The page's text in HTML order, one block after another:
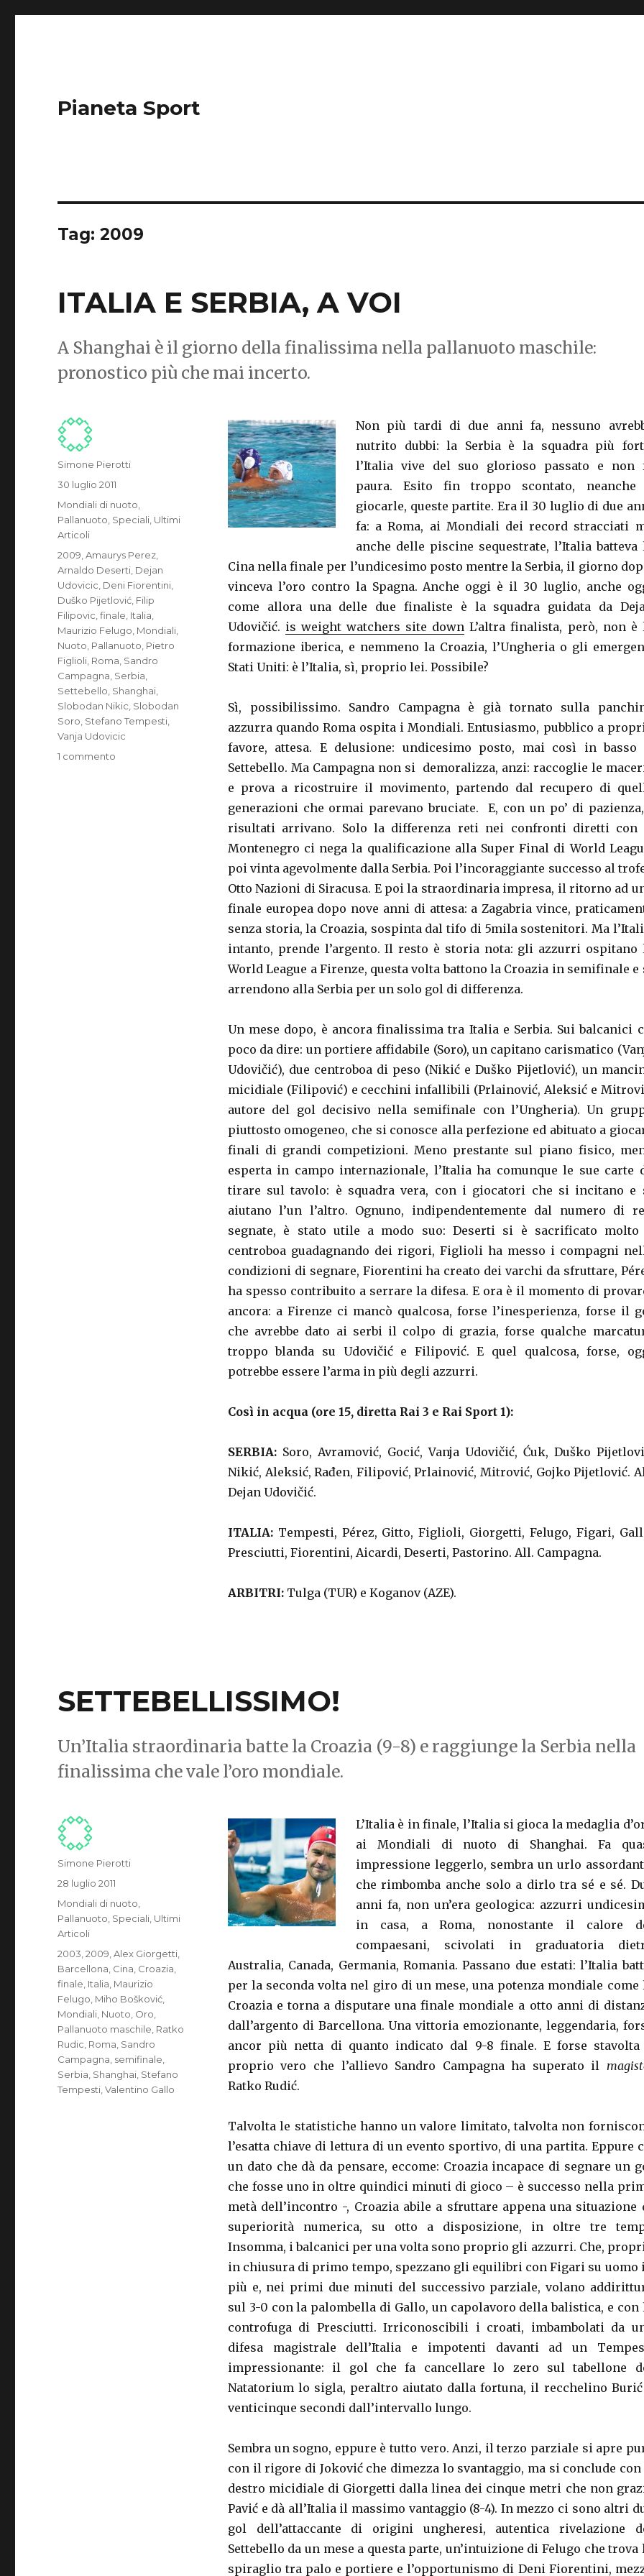
Pianeta Sport
Tag: 2009
ITALIA E SERBIA, A VOI
A Shanghai è il giorno della finalissima nella pallanuoto maschile:
pronostico più che mai incerto.
Non più tardi di due anni fa, nessuno
nutrito dubbi: la Serbia è la squadra più
l’Italia vive del suo glorioso passato e non
paura. Esito fin troppo scontato, neanche
giocarle, queste partite. Era il 30 luglio di due
fa: a Roma, ai Mondiali dei record stracciati
anche delle piscine sequestrate, l’Italia batteva
Cina nella finale per l’undicesimo posto mentre la Serbia, il giorno
vinceva l’oro contro la Spagna. Anche oggi è il 30 luglio, anche
come allora una delle due finaliste è la squadra guidata da
Udovičić. is weight watchers site down L’altra finalista, però, non è
formazione iberica, e nemmeno la Croazia, l’Ungheria o gli
Stati Uniti: è l’Italia, sì, proprio lei. Possibile?
Sì, possibilissimo. Sandro Campagna è già tornato sulla
azzurra quando Roma ospita i Mondiali. Entusiasmo, pubblico a
favore, attesa. E delusione: undicesimo posto, mai così in
Settebello. Ma Campagna non si demoralizza, anzi: raccoglie le
e prova a ricostruire il movimento, partendo dal recupero di
generazioni che ormai parevano bruciate. E, con un po’ di
risultati arrivano. Solo la differenza reti nei confronti diretti
Montenegro ci nega la qualificazione alla Super Final di World
poi vinta agevolmente dalla Serbia. Poi l’incoraggiante successo al
Otto Nazioni di Siracusa. E poi la straordinaria impresa, il ritorno ad
finale europea dopo nove anni di attesa: a Zagabria vince,
senza storia, la Croazia, sospinta dal tifo di 5mila sostenitori. Ma
intanto, prende l’argento. Il resto è storia nota: gli azzurri ospitano
World League a Firenze, questa volta battono la Croazia in semifinale e
arrendono alla Serbia per un solo gol di differenza.
Un mese dopo, è ancora finalissima tra Italia e Serbia. Sui balcanici
poco da dire: un portiere affidabile (Soro), un capitano carismatico
Udovičić), due centroboa di peso (Nikić e Duško Pijetlović), un
micidiale (Filipović) e cecchini infallibili (Prlainović, Aleksić e
autore del gol decisivo nella semifinale con l’Ungheria). Un
piuttosto omogeneo, che si conosce alla perfezione ed abituato a
finali di grandi competizioni. Meno prestante sul piano fisico,
esperta in campo internazionale, l’Italia ha comunque le sue carte
tirare sul tavolo: è squadra vera, con i giocatori che si incitano e
aiutano l’un l’altro. Ognuno, indipendentemente dal numero di
segnate, è stato utile a modo suo: Deserti si è sacrificato molto
centroboa guadagnando dei rigori, Figlioli ha messo i compagni
condizioni di segnare, Fiorentini ha creato dei varchi da sfruttare,
ha spesso contribuito a serrare la difesa. E ora è il momento di
ancora: a Firenze ci mancò qualcosa, forse l’inesperienza, forse il
che avrebbe dato ai serbi il colpo di grazia, forse qualche
troppo blanda su Udovičić e Filipović. E quel qualcosa, forse,
potrebbe essere l’arma in più degli azzurri.
Così in acqua (ore 15, diretta Rai 3 e Rai Sport 1):
SERBIA: Soro, Avramović, Gocić, Vanja Udovičić, Ćuk, Duško
Nikić, Aleksić, Rađen, Filipović, Prlainović, Mitrović, Gojko Pijetlović.
Dejan Udovičić.
ITALIA:Tempesti, Pérez, Gitto, Figlioli, Giorgetti, Felugo, Figari,
Presciutti, Fiorentini, Aicardi, Deserti, Pastorino. All. Campagna.
ARBITRI: Tulga (TUR) e Koganov (AZE).
Autore
Simone Pierotti
Pubblicato
il
30 luglio 2011
Categorie
Mondiali di nuoto
Pallanuoto Speciali Ultimi
Articoli
Tag
2009 ,Amaurys Perez
Arnaldo Deserti Dejan
Udovicic Deni Fiorentini
Duško Pijetlović Filip
Filipovic ,finale Italia
Maurizio Felugo Mondiali
Nuoto Pallanuoto Pietro
Figlioli Roma Sandro
Campagna Serbia
Settebello Shanghai
Slobodan Nikic Slobodan
Soro Stefano Tempesti
Vanja Udovicic
1 commento
SETTEBELLISSIMO!
Un’Italia straordinaria batte la Croazia (9-8) e raggiunge la Serbia nella
finalissima che vale l’oro mondiale.
L’Italia è in finale, l’Italia si gioca la medaglia
ai Mondiali di nuoto di Shanghai. Fa
impressione leggerlo, sembra un urlo
che rimbomba anche solo a dirlo tra sé e sé.
anni fa, non un’era geologica: azzurri
in casa, a Roma, nonostante il calore
compaesani, scivolati in graduatoria
Australia, Canada, Germania, Romania. Passano due estati: l’Italia
per la seconda volta nel giro di un mese, una potenza mondiale come
Croazia e torna a disputare una finale mondiale a otto anni di
dall’argento di Barcellona. Una vittoria emozionante, leggendaria,
ancor più netta di quanto indicato dal 9-8 finale. E forse stavolta
proprio vero che l’allievo Sandro Campagna ha superato il
Ratko Rudić.
Talvolta le statistiche hanno un valore limitato, talvolta non
l’esatta chiave di lettura di un evento sportivo, di una partita. Eppure
un dato che dà da pensare, eccome: Croazia incapace di segnare un
che fosse uno in oltre quindici minuti di gioco – è successo nella
metà dell’incontro -, Croazia abile a sfruttare appena una situazione
superiorità numerica, su otto a disposizione, in oltre tre
Insomma, i balcanici per una volta sono proprio gli azzurri. Che,
in chiusura di primo tempo, spezzano gli equilibri con Figari su uomo
più e, nei primi due minuti del successivo parziale, volano
sul 3-0 con la palombella di Gallo, un capolavoro della balistica, e con
controfuga di Presciutti. Irriconoscibili i croati, imbambolati da
difesa magistrale dell’Italia e impotenti davanti ad un
impressionante: il gol che fa cancellare lo zero sul tabellone
Natatorium lo sigla, peraltro aiutato dalla fortuna, il recchelino Burić
venticinque secondi dall’intervallo lungo.
Sembra un sogno, eppure è tutto vero. Anzi, il terzo parziale si apre
con il rigore di Joković che dimezza lo svantaggio, ma si conclude
destro micidiale di Giorgetti dalla linea dei cinque metri che non
Pavić e dà all’Italia il massimo vantaggio (8-4). In mezzo ci sono altri
gol dell’attaccante di origini ungheresi, autentica rivelazione
Settebello da un mese a questa parte, un’intuizione di Felugo che trova
spiraglio tra palo e portiere e l’opportunismo di Deni Fiorentini,
Autore
Simone Pierotti
Pubblicato
il
28 luglio 2011
Categorie
Mondiali di nuoto
Pallanuoto Speciali Ultimi
Articoli
Tag
2003 ,2009 ,Alex Giorgetti
Barcellona Cina Croazia
finale Italia Maurizio
Felugo Miho Bošković
Mondiali Nuoto Oro
Pallanuoto maschile Ratko
Rudic Roma Sandro
Campagna semifinale
Serbia Shanghai Stefano
Tempesti ,Valentino Gallo